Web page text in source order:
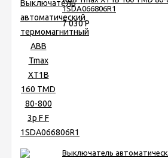
1SDA066806R1
7 030Р
Выключатель